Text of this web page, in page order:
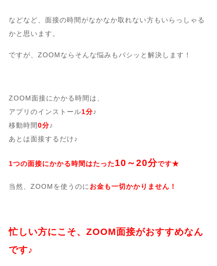
などなど、面接の時間がなかなか取れない方もいらっしゃる
かと思います。
ですが、ZOOMならそんな悩みもバシッと解決します！
ZOOM面接にかかる時間は、
アプリのインストール1分♪
移動時間0分♪
あとは面接するだけ♪
1つの面接にかかる時間はたった10～20分です★
当然、ZOOMを使うのに お金も一切かかりません！
忙しい方にこそ、ZOOM面接がおすすめなん
です♪